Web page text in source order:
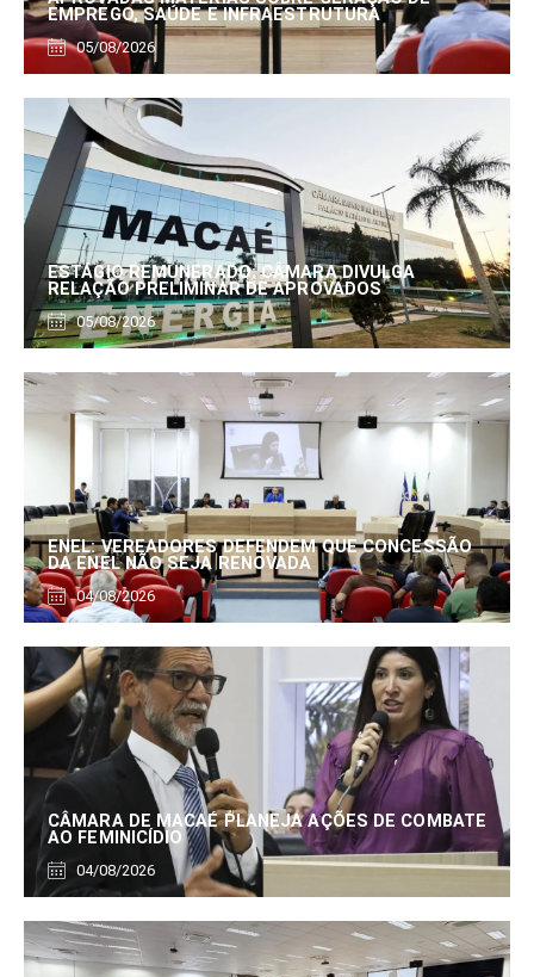
EMPREGO, SAÚDE E INFRAESTRUTURA
05/08/2026
ESTÁGIO REMUNERADO: CÂMARA DIVULGA
RELAÇÃO PRELIMINAR DE APROVADOS
05/08/2026
ENEL: VEREADORES DEFENDEM QUE CONCESSÃO
DA ENEL NÃO SEJA RENOVADA
04/08/2026
CÂMARA DE MACAÉ PLANEJA AÇÕES DE COMBATE
AO FEMINICÍDIO
04/08/2026